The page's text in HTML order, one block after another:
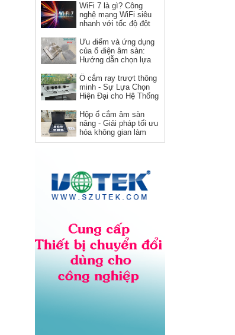
Ổ cắm HDMI âm tường hình
Giá: 150,000 VNĐ
chịu tải 20A cho server và UPS
Giá: Liên hệ
hiện đại
WiFi 7 là gì? Công
nghệ mạng WiFi siêu
nhanh với tốc độ đột
Ưu điểm và ứng dụng
của ổ điện âm sàn:
Hướng dẫn chọn lựa
Ổ cắm ray trượt thông
minh - Sự Lựa Chọn
Hiện Đại cho Hệ Thống
Hộp ổ cắm âm sàn
nâng - Giải pháp tối ưu
hóa không gian làm
việc